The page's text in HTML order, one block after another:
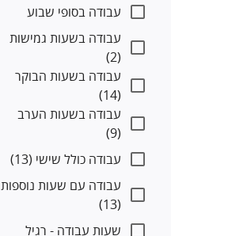
עבודה בסופי שבוע
עבודה בשעות גמישות
(2)
עבודה בשעות הבוקר
(14)
עבודה בשעות הערב
(9)
עבודה כולל שישי (13)
עבודה עם שעות נוספות
(13)
שעות עבודה - רגיל